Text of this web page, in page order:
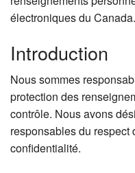
électroniques du Canada.
Introduction
Nous sommes
protection des
contrôle. Nous avons
responsables du respect
confidentialité.